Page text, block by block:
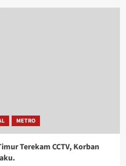
METRO
Terekam CCTV, Korban